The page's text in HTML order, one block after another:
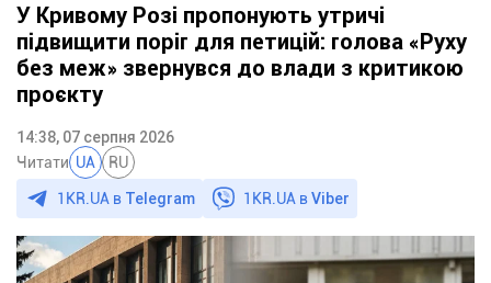
У Кривому Розі пропонують утричі
підвищити поріг для петицій: голова «Руху
без меж» звернувся до влади з критикою
проєкту
14:38, 07 серпня 2026
Читати UA RU
1KR.UA в Telegram 1KR.UA вViber